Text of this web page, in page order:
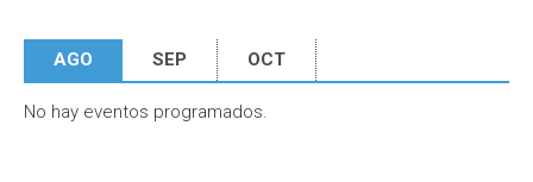
AGO SEP OCT
No hay eventos programados.